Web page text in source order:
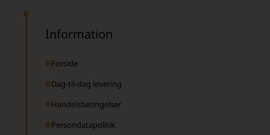
Information
Forside
Dag-til-dag levering
Handelsbetingelser
Persondatapolitik